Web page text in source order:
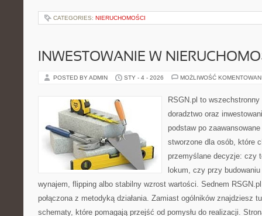
CATEGORIES: NIERUCHOMOŚCI
INWESTOWANIE W
POSTED BY ADMIN STY - 4 - 2026 MOŻLIWOŚĆ
RSGN.pl to
doradztwo oraz
podstaw po
stworzone dla osób, które
przemyślane decyzje: czy
lokum, czy przy
wynajem, flipping albo stabilny wzrost wartości. Sednem
połączona z metodyką działania. Zamiast ogólników znajdziesz
schematy, które pomagają przejść od pomysłu do realizacji.